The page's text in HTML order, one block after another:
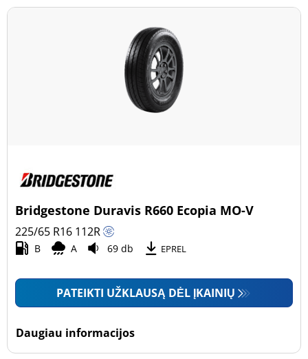
Bridgestone Duravis R660 Ecopia MO-V
225/65 R16 112R
B A 69 db EPREL
PATEIKTI UŽKLAUSĄ DĖL ĮKAINIŲ
Daugiau informacijos